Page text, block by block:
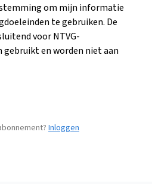
om mijn informatie
te gebruiken. De
voor NTVG-
en worden niet aan
Inloggen